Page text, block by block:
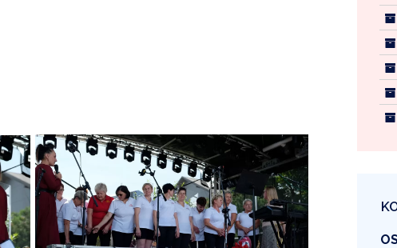
OSTRZEŻENIE HYDROLOGICZNE-16.07